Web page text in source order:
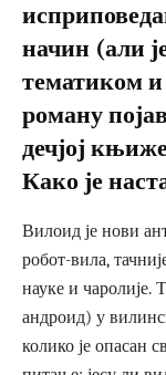
начин (али
тематиком и
роману
дечјој
Како је
Вилоид је нови
робот-вила,
науке и чаролије.
андроид) у
колико је опасан